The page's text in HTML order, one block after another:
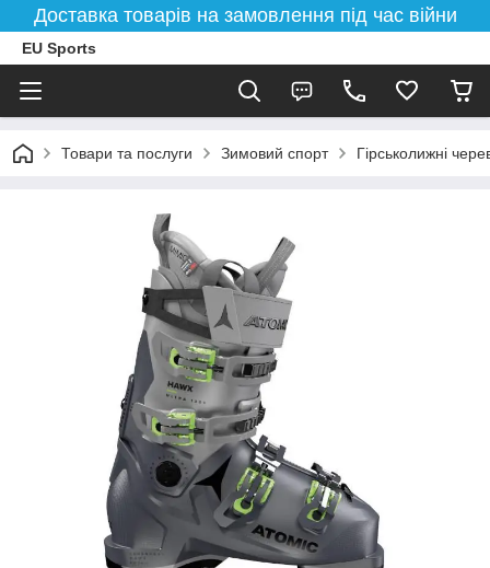
Доставка товарів на замовлення під час війни
EU Sports
Товари та послуги Зимовий спорт Гірськолижні